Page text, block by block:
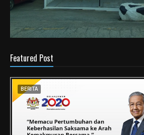
Featured Post
BERITA